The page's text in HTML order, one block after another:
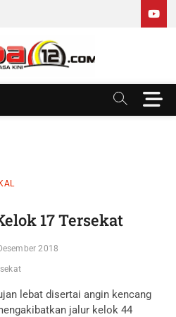
M
e
17 Tersekat
2018
lebat disertai angin kencang
jalur kelok 44